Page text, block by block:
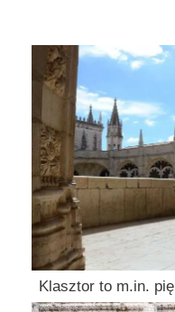
Klasztor to m.in.